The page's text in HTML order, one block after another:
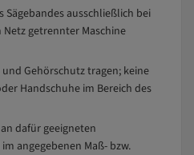
Sägebandes ausschließlich bei
getrennter Maschine
Gehörschutz tragen; keine
Handschuhe im Bereich des
dafür geeigneten
angegebenen Maß- bzw.